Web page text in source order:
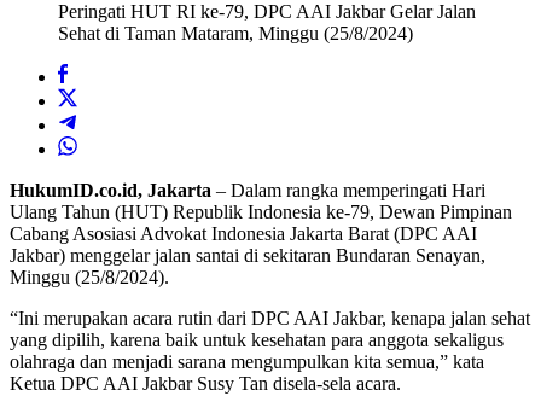
Peringati HUT RI ke-79, DPC AAI Jakbar Gelar Jalan
Sehat di Taman Mataram, Minggu (25/8/2024)
HukumID.co.id, Jakarta – Dalam rangka memperingati Hari
Ulang Tahun (HUT) Republik Indonesia ke-79, Dewan Pimpinan
Cabang Asosiasi Advokat Indonesia Jakarta Barat (DPC AAI
Jakbar) menggelar jalan santai di sekitaran Bundaran Senayan,
Minggu (25/8/2024).
“Ini merupakan acara rutin dari DPC AAI Jakbar, kenapa jalan sehat
yang dipilih, karena baik untuk kesehatan para anggota sekaligus
olahraga dan menjadi sarana mengumpulkan kita semua,” kata
Ketua DPC AAI Jakbar Susy Tan disela-sela acara.